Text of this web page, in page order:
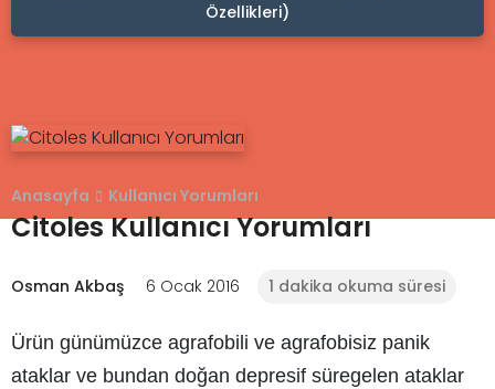
Özellikleri)
Anasayfa Kullanıcı Yorumları
Citoles Kullanıcı Yorumları
Osman Akbaş 6 Ocak 2016 1 dakika okuma süresi
Ürün günümüzce agrafobili ve agrafobisiz panik
ataklar ve bundan doğan depresif süregelen ataklar